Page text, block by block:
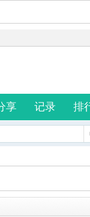
享 记录 排